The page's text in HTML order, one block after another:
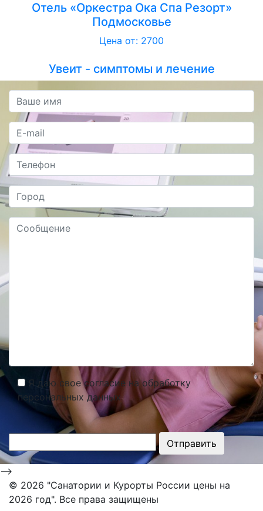
Отель «Оркестра Ока Спа Резорт»
Подмосковье
Цена от: 2700
Увеит - симптомы и лечение
Я даю свое согласие на обработку
персональных данных
Отправить
-->
© 2026 "Санатории и Курорты России цены на
2026 год". Все права защищены